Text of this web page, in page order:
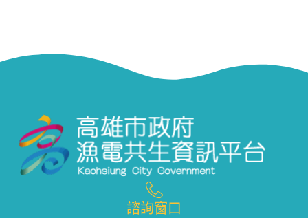
諮詢窗口